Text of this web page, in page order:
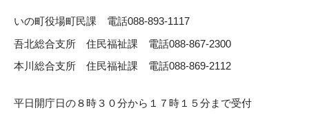
いの町役場町民課
電話088-893-1117
吾北総合支所 住民福祉課
電話088-867-2300
本川総合支所 住民福祉課
電話088-869-2112
平日開庁日の８時３０分から１７時１５分まで受付